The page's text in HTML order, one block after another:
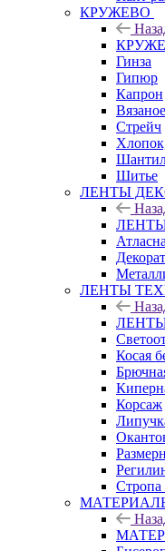
КРУЖЕВО
Гинза
Гипюр
Капрон
Вязаное
Стрейч
Шитье
ЛЕНТЫ
ЛЕНТЫ
Косая
Корсаж
Стропа